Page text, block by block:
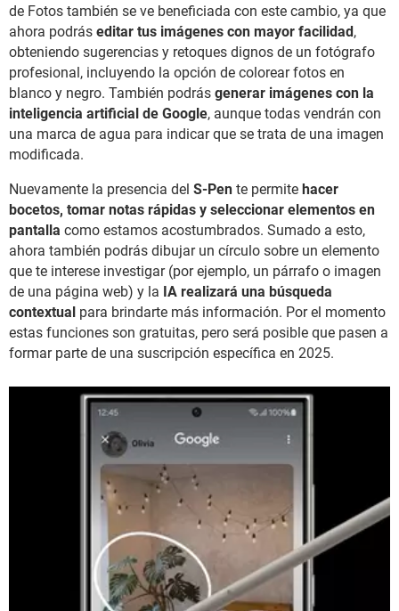
de Fotos también se ve beneficiada con este cambio, ya que
ahora podrás editar tus imágenes con mayor facilidad,
obteniendo sugerencias y retoques dignos de un fotógrafo
profesional, incluyendo la opción de colorear fotos en
blanco y negro. También podrás generar imágenes con la
inteligencia artificial de Google, aunque todas vendrán con
una marca de agua para indicar que se trata de una imagen
modificada.
Nuevamente la presencia del S-Pen te permite hacer
bocetos, tomar notas rápidas y seleccionar elementos en
pantalla como estamos acostumbrados. Sumado a esto,
ahora también podrás dibujar un círculo sobre un elemento
que te interese investigar (por ejemplo, un párrafo o imagen
de una página web) y la IA realizará una búsqueda
contextual para brindarte más información. Por el momento
estas funciones son gratuitas, pero será posible que pasen a
formar parte de una suscripción específica en 2025.